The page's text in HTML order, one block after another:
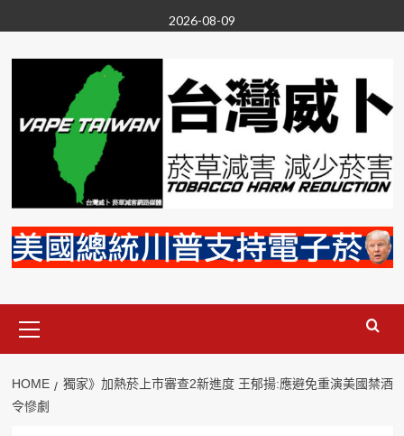
to
content
2026-08-09
Menu
HOME
獨家》加熱菸上市審查2新進度 王郁揚:應避免重演美國禁酒
令慘劇